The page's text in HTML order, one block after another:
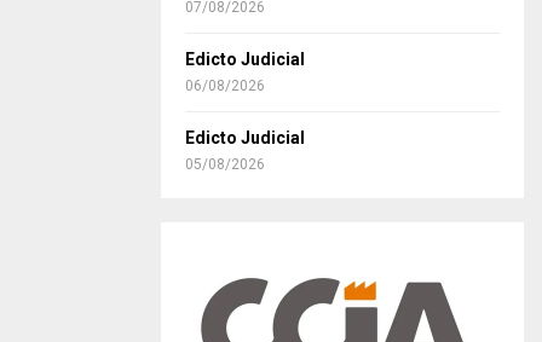
07/08/2026
Edicto Judicial
06/08/2026
Edicto Judicial
05/08/2026